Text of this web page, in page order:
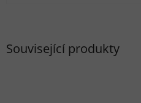
Související produkty